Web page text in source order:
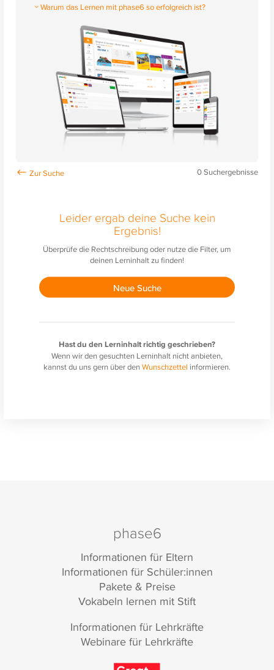
Warum das Lernen mit phase6 so erfolgreich ist?
0Suchergebnisse
Leider ergab deine Suche kein
Ergebnis!
Überprüfe die Rechtschreibung oder nutze die Filter, um
deinen Lerninhalt zu finden!
Neue Suche
Hast du den Lerninhalt richtig geschrieben?
Wenn wir den gesuchten Lerninhalt nicht anbieten,
kannst du uns gern über denWunschzettel informieren.
phase6
Informationen für Eltern
Informationen für Schüler:innen
Pakete & Preise
Vokabeln lernen mit Stift
Informationen für Lehrkräfte
Webinare für Lehrkräfte